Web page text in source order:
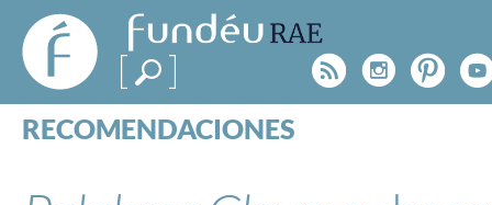
FundéuRAE
- Fundación
del Español
Urgente
Rss
RECOMENDACIONES